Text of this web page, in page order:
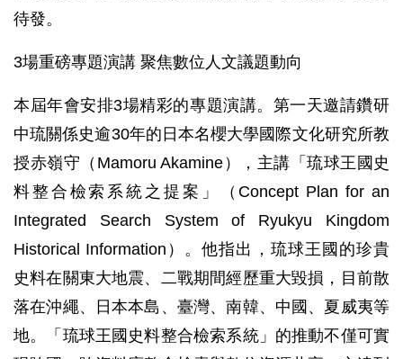
待發。
3場重磅專題演講 聚焦數位人文議題動向
本屆年會安排3場精彩的專題演講。第一天邀請鑽研
中琉關係史逾30年的日本名櫻大學國際文化研究所教
授赤嶺守（Mamoru Akamine），主講「琉球王國史
料整合檢索系統之提案」（Concept Plan for an
Integrated Search System of Ryukyu Kingdom
Historical Information）。他指出，琉球王國的珍貴
史料在關東大地震、二戰期間經歷重大毀損，目前散
落在沖繩、日本本島、臺灣、南韓、中國、夏威夷等
地。「琉球王國史料整合檢索系統」的推動不僅可實